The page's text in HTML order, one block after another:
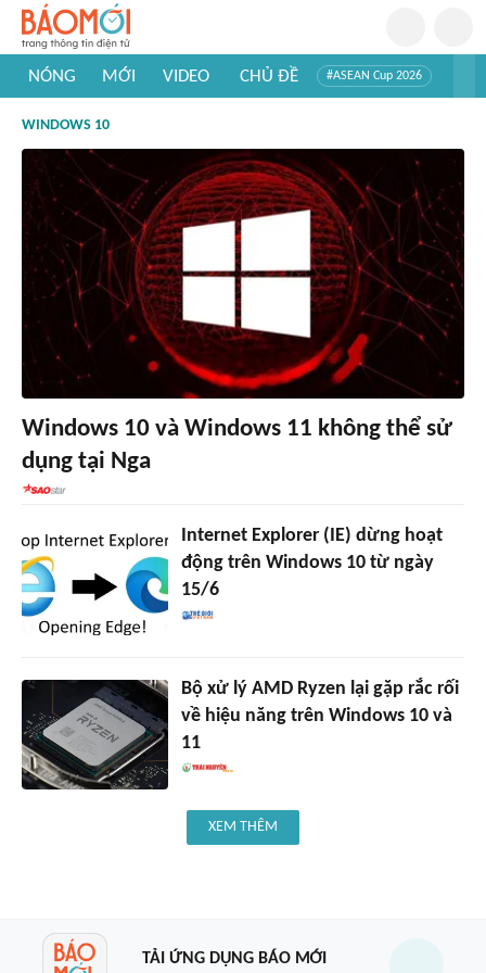
NÓNG MỚI VIDEO CHỦ ĐỀ #ASEAN Cup 2026
#Khám phá thế giới
WINDOWS 10
Windows 10 và Windows 11 không thể sử
dụng tại Nga
Internet Explorer (IE) dừng hoạt
động trên Windows 10 từ ngày
15/6
Bộ xử lý AMD Ryzen lại gặp rắc rối
về hiệu năng trên Windows 10 và
11
XEM THÊM
TẢI ỨNG DỤNG BÁO MỚI